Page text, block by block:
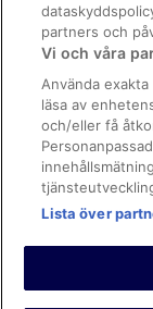
Juridisk
Riktlinjer för
Hjälp
Kontakta oss
Avboka eller
Boka ett flyg med
© 2026 Expedia,
partners och
Vi och våra
Använda
läsa av
och/eller få
Lista över